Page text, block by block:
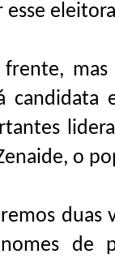
esse
o
duas
de